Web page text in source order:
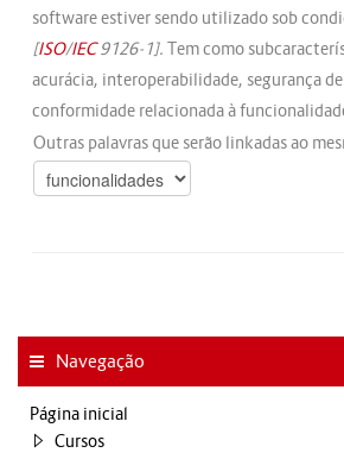
software estiver sendo utilizado sob
[ISO/IEC9126-1]. Tem como
acurácia, interoperabilidade, segurança de
conformidade relacionada à
Outras palavras que serão linkadas ao
Navegação
Página inicial
Cursos